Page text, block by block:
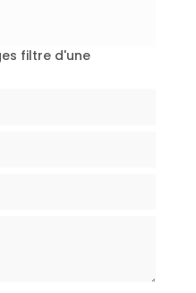
filtre d'une